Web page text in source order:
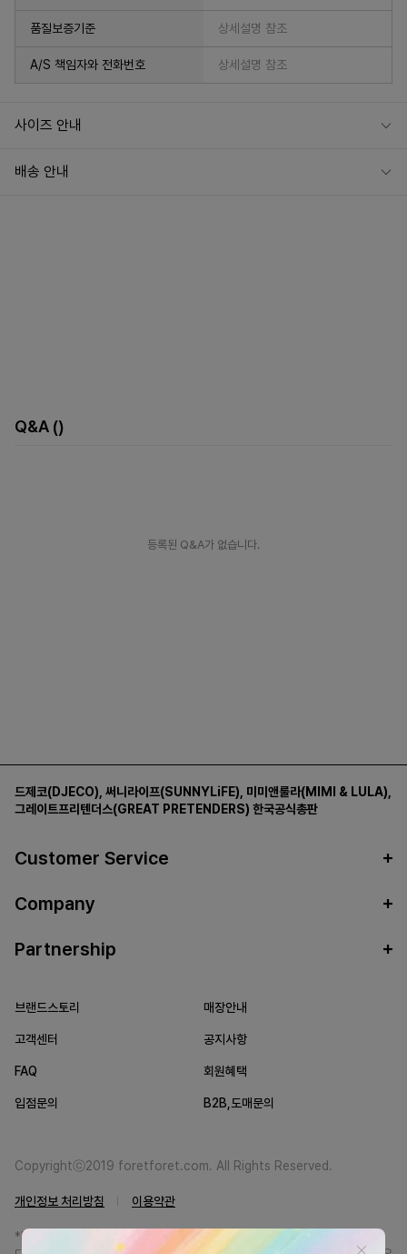
품질보증기준 상세설명 참조
A/S 책임자와 전화번호 상세설명 참조
사이즈 안내
배송 안내
Q&A ()
등록된 Q&A가 없습니다.
드제코(DJECO) 써니라이프(SUNNYLiFE) 미미앤룰라(MIMI & LULA)
그레이트프리텐더스(GREAT PRETENDERS) 한국공식총판
Customer Service
Company
Partnership
브랜드스토리 매장안내
고객센터 공지사항
FAQ 회원혜택
입점문의 B2B,도매문의
Copyrightⓒ2019 foretforet.com. All Rights Reserved.
개인정보 처리방침 이용약관
*FORETFORET에서는 브랜드 본사와의 직거래를 통한 정품만을 취급합니